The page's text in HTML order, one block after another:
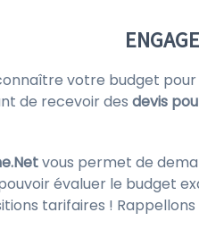
votre budget pour
de recevoir des devis
vous permet de
évaluer le budget
tarifaires !